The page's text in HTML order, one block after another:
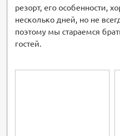
резорт, его особенности,
несколько дней, но не
поэтому мы стараемся
гостей.